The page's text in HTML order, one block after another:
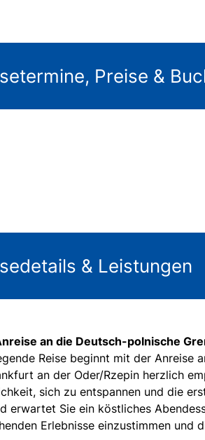
Preise &
& Leistungen
an die Deutsch-polnische
Reise beginnt mit der Anreise
an der Oder/Rzepin herzlich
sich zu entspannen und die
erwartet Sie ein köstliches
Erlebnisse einzustimmen und